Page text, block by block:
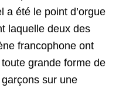
a été le point d’orgue
laquelle deux des
francophone ont
grande forme de
sur une